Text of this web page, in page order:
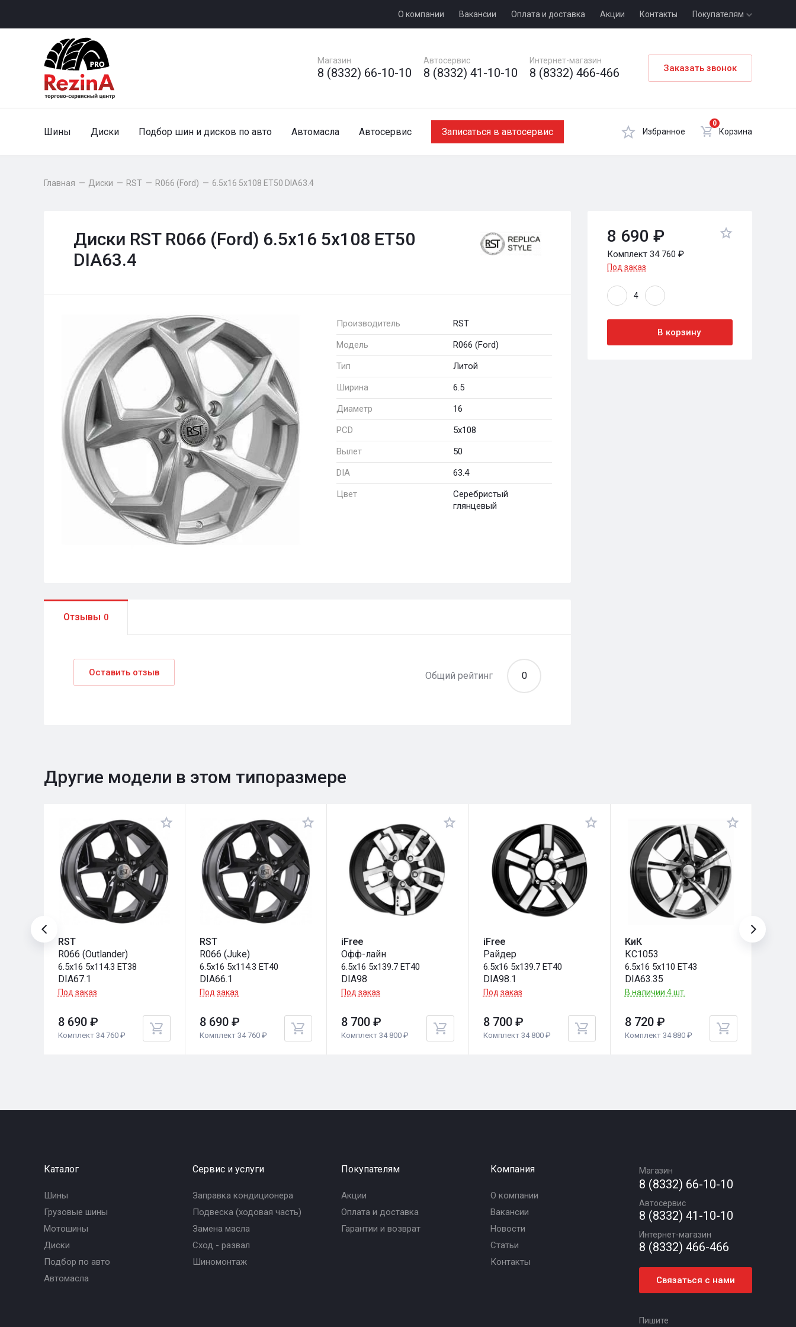
О компании Вакансии Оплата и доставка Акции Контакты Покупателям
Магазин
8 (8332) 66-10-10
Автосервис
8 (8332) 41-10-10
Интернет-магазин
8 (8332) 466-466 Заказать звонок
Шины Диски Подбор шин и дисков по авто Автомасла Автосервис Записаться в автосервис Избранное
0
Корзина
Главная — Диски — RST — R066 (Ford) — 6.5x16 5x108 ET50 DIA63.4
Диски RST R066 (Ford) 6.5x16 5x108 ET50
DIA63.4
Производитель
RST
Модель
R066 (Ford)
Тип
Литой
Ширина
6.5
Диаметр
16
PCD
5x108
Вылет
50
DIA
63.4
Цвет
Серебристый
глянцевый
Отзывы 0
Оставить отзыв Общий рейтинг 0
8 690 ₽
Комплект 34 760 ₽
Под заказ
В корзину
Другие модели в этом типоразмере
RST
R066 (Outlander)
6.5x16 5x114.3 ET38
DIA67.1
Под заказ
8 690 ₽
Комплект 34 760 ₽
RST
R066 (Juke)
6.5x16 5x114.3 ET40
DIA66.1
Под заказ
8 690 ₽
Комплект 34 760 ₽
iFree
Офф-лайн
6.5x16 5x139.7 ET40
DIA98
Под заказ
8 700 ₽
Комплект 34 800 ₽
iFree
Райдер
6.5x16 5x139.7 ET40
DIA98.1
Под заказ
8 700 ₽
Комплект 34 800 ₽
КиК
КС1053
6.5x16 5x110 ET43
DIA63.35
В наличии 4 шт.
8 720 ₽
Комплект 34 880 ₽
Каталог
Шины
Грузовые шины
Мотошины
Диски
Подбор по авто
Автомасла
Сервис и услуги
Заправка кондиционера
Подвеска (ходовая часть)
Замена масла
Сход - развал
Шиномонтаж
Покупателям
Акции
Оплата и доставка
Гарантии и возврат
Компания
О компании
Вакансии
Новости
Статьи
Контакты
Магазин
8 (8332) 66-10-10
Автосервис
8 (8332) 41-10-10
Интернет-магазин
8 (8332) 466-466
Связаться с нами
Пишите